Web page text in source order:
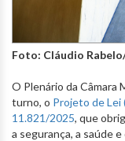
Foto: Cláudio
O Plenário da Câmara
turno, o Projeto de Lei
11.821/2025, que
a segurança, a saúde